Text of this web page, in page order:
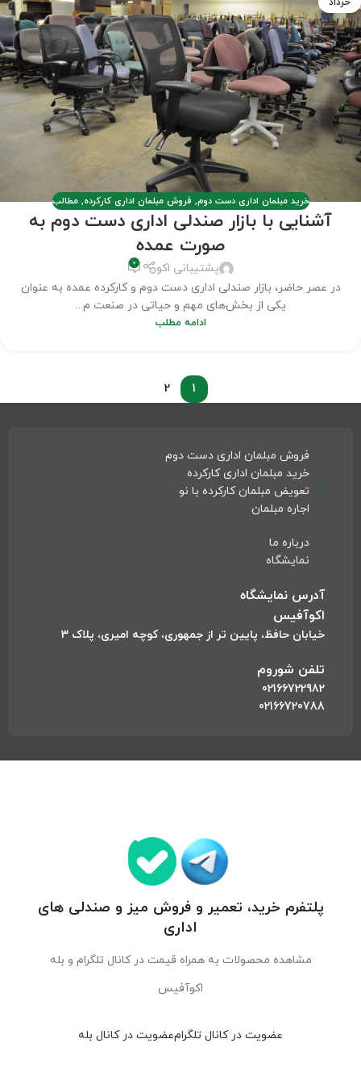
خرداد
خرید مبلمان اداری دست دوم, فروش مبلمان اداری کارکرده,مطالب
آشنایی با بازار صندلی‌ اداری دست دوم به
صورت عمده
پشتیبانی اکو 0
در عصر حاضر، بازار صندلی‌ اداری دست دوم و کارکرده عمده به عنوان
یکی از بخش‌های مهم و حیاتی در صنعت م...
ادامه مطلب
1
2
فروش مبلمان اداری دست دوم
خرید مبلمان اداری کارکرده
تعویض مبلمان کارکرده با نو
اجاره مبلمان
درباره ما
نمایشگاه
آدرس نمایشگاه
اکوآفیس
خیابان حافظ، پایین تر از جمهوری، کوچه امیری، پلاک 3
تلفن شوروم
02166722982
02166720788
پلتفرم خرید، تعمیر و فروش میز و صندلی های
اداری
مشاهده محصولات به همراه قیمت در کانال تلگرام و بله
اکوآفیس
عضویت در کانال تلگرامعضویت در کانال بله